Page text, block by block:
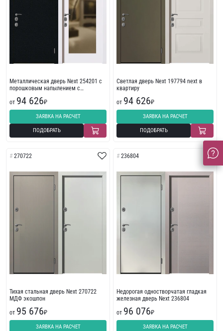
Металлическая дверь Next 254201 с
порошковым напылением с
от 94 626₽
ЗАЯВКА НА РАСЧЕТ
ПОДОБРАТЬ
Светлая дверь Next 197794 next в
квартиру
от 94 626₽
ЗАЯВКА НА РАСЧЕТ
ПОДОБРАТЬ
270722
Тихая стальная дверь Next 270722
МДФ экошпон
от 95 676₽
ЗАЯВКА НА РАСЧЕТ
236804
Недорогая одностворчатая гладкая
железная дверь Next 236804
от 96 076₽
ЗАЯВКА НА РАСЧЕТ